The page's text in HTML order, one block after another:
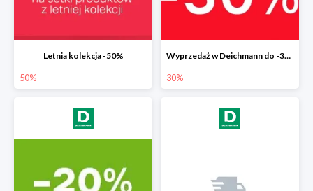
Letnia kolekcja -50%
50%
Wyprzedaż w Deichmann do -30%
30%